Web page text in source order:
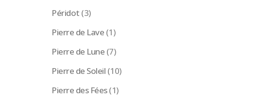
Péridot (3)
Pierre de Lave (1)
Pierre de Lune (7)
Pierre de Soleil (10)
Pierre des Fées(1)